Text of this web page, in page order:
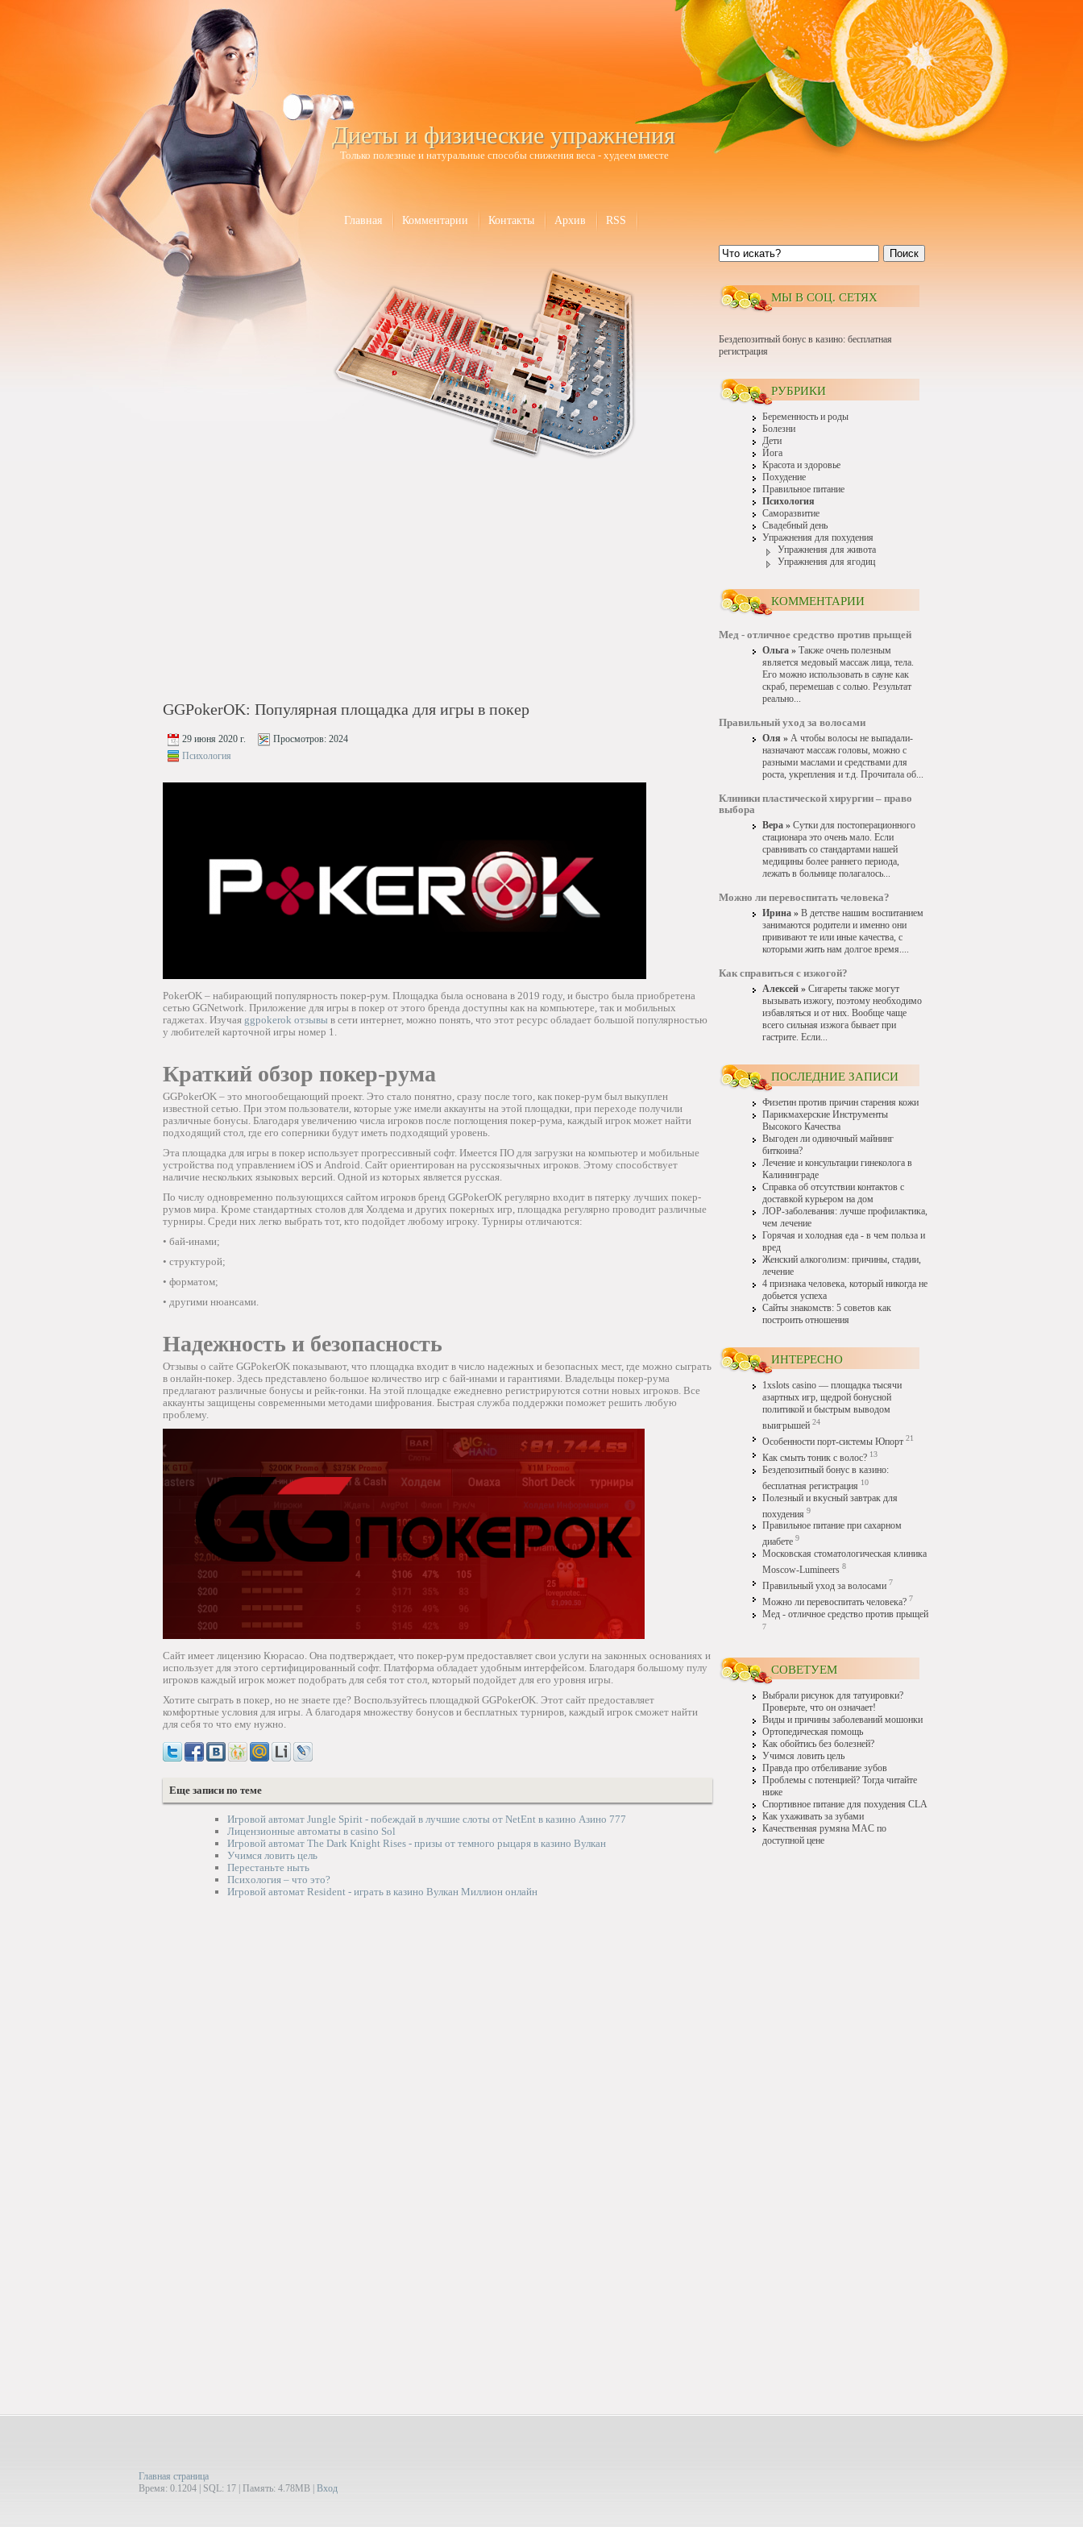
Диеты и физические упражнения
Только полезные и натуральные способы снижения веса - худеем вместе
Главная Комментарии Контакты Архив RSS
GGPokerOK: Популярная площадка для игры в покер
29 июня 2020 г. Просмотров: 2024
Психология
PokerOK – набирающий популярность покер-рум. Площадка была основана в 2019 году, и быстро была приобретена
сетью GGNetwork. Приложение для игры в покер от этого бренда доступны как на компьютере, так и мобильных
гаджетах. Изучая ggpokerok отзывы в сети интернет, можно понять, что этот ресурс обладает большой популярностью
у любителей карточной игры номер 1.
Краткий обзор покер-рума
GGPokerOK – это многообещающий проект. Это стало понятно, сразу после того, как покер-рум был выкуплен
известной сетью. При этом пользователи, которые уже имели аккаунты на этой площадки, при переходе получили
различные бонусы. Благодаря увеличению числа игроков после поглощения покер-рума, каждый игрок может найти
подходящий стол, где его соперники будут иметь подходящий уровень.
Эта площадка для игры в покер использует прогрессивный софт. Имеется ПО для загрузки на компьютер и мобильные
устройства под управлением iOS и Android. Сайт ориентирован на русскоязычных игроков. Этому способствует
наличие нескольких языковых версий. Одной из которых является русская.
По числу одновременно пользующихся сайтом игроков бренд GGPokerOK регулярно входит в пятерку лучших покер-
румов мира. Кроме стандартных столов для Холдема и других покерных игр, площадка регулярно проводит различные
турниры. Среди них легко выбрать тот, кто подойдет любому игроку. Турниры отличаются:
• бай-инами;
• структурой;
• форматом;
• другими нюансами.
Надежность и безопасность
Отзывы о сайте GGPokerOK показывают, что площадка входит в число надежных и безопасных мест, где можно сыграть
в онлайн-покер. Здесь представлено большое количество игр с бай-инами и гарантиями. Владельцы покер-рума
предлагают различные бонусы и рейк-гонки. На этой площадке ежедневно регистрируются сотни новых игроков. Все
аккаунты защищены современными методами шифрования. Быстрая служба поддержки поможет решить любую
проблему.
Сайт имеет лицензию Кюрасао. Она подтверждает, что покер-рум предоставляет свои услуги на законных основаниях и
использует для этого сертифицированный софт. Платформа обладает удобным интерфейсом. Благодаря большому пулу
игроков каждый игрок может подобрать для себя тот стол, который подойдет для его уровня игры.
Хотите сыграть в покер, но не знаете где? Воспользуйтесь площадкой GGPokerOK. Этот сайт предоставляет
комфортные условия для игры. А благодаря множеству бонусов и бесплатных турниров, каждый игрок сможет найти
для себя то что ему нужно.
Еще записи по теме
Игровой автомат Jungle Spirit - побеждай в лучшие слоты от NetEnt в казино Азино 777
Лицензионные автоматы в casino Sol
Игровой автомат The Dark Knight Rises - призы от темного рыцаря в казино Вулкан
Учимся ловить цель
Перестаньте ныть
Психология – что это?
Игровой автомат Resident - играть в казино Вулкан Миллион онлайн
Поиск
МЫ В СОЦ. СЕТЯХ
Бездепозитный бонус в казино: бесплатная
регистрация
РУБРИКИ
Беременность и роды
Болезни
Дети
Йога
Красота и здоровье
Похудение
Правильное питание
Психология
Саморазвитие
Свадебный день
Упражнения для похудения
Упражнения для живота
Упражнения для ягодиц
КОММЕНТАРИИ
Мед - отличное средство против прыщей
Ольга » Также очень полезным
является медовый массаж лица, тела.
Его можно использовать в сауне как
скраб, перемешав с солью. Результат
реально...
Правильный уход за волосами
Оля » А чтобы волосы не выпадали-
назначают массаж головы, можно с
разными маслами и средствами для
роста, укрепления и т.д. Прочитала об...
Клиники пластической хирургии – право
выбора
Вера » Сутки для постоперационного
стационара это очень мало. Если
сравнивать со стандартами нашей
медицины более раннего периода,
лежать в больнице полагалось...
Можно ли перевоспитать человека?
Ирина » В детстве нашим воспитанием
занимаются родители и именно они
прививают те или иные качества, с
которыми жить нам долгое время....
Как справиться с изжогой?
Алексей » Сигареты также могут
вызывать изжогу, поэтому необходимо
избавляться и от них. Вообще чаще
всего сильная изжога бывает при
гастрите. Если...
ПОСЛЕДНИЕ ЗАПИСИ
Физетин против причин старения кожи
Парикмахерские Инструменты
Высокого Качества
Выгоден ли одиночный майнинг
биткоина?
Лечение и консультации гинеколога в
Калининграде
Справка об отсутствии контактов с
доставкой курьером на дом
ЛОР-заболевания: лучше профилактика,
чем лечение
Горячая и холодная еда - в чем польза и
вред
Женский алкоголизм: причины, стадии,
лечение
4 признака человека, который никогда не
добьется успеха
Сайты знакомств: 5 советов как
построить отношения
ИНТЕРЕСНО
1xslots casino — площадка тысячи
азартных игр, щедрой бонусной
политикой и быстрым выводом
выигрышей 24
Особенности порт-системы Юпорт 21
Как смыть тоник с волос? 13
Бездепозитный бонус в казино:
бесплатная регистрация 10
Полезный и вкусный завтрак для
похудения 9
Правильное питание при сахарном
диабете 9
Московская стоматологическая клиника
Moscow-Lumineers 8
Правильный уход за волосами 7
Можно ли перевоспитать человека? 7
Мед - отличное средство против прыщей
7
СОВЕТУЕМ
Выбрали рисунок для татуировки?
Проверьте, что он означает!
Виды и причины заболеваний мошонки
Ортопедическая помощь
Как обойтись без болезней?
Учимся ловить цель
Правда про отбеливание зубов
Проблемы с потенцией? Тогда читайте
ниже
Спортивное питание для похудения CLA
Как ухаживать за зубами
Качественная румяна MAC по
доступной цене
Главная страница
Время: 0.1204 | SQL: 17 | Память: 4.78MB Вход